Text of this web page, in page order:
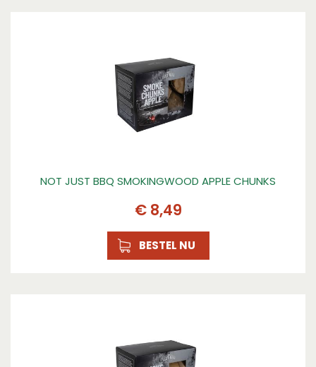
NOT JUST BBQ SMOKINGWOOD APPLE CHUNKS
€ 8,49
BESTEL NU